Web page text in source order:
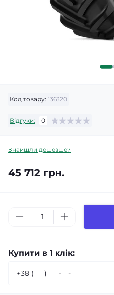
Код товару: 136320
Відгуки: 0
Знайшли дешевше?
45 712 грн.
Купити в 1 клік: